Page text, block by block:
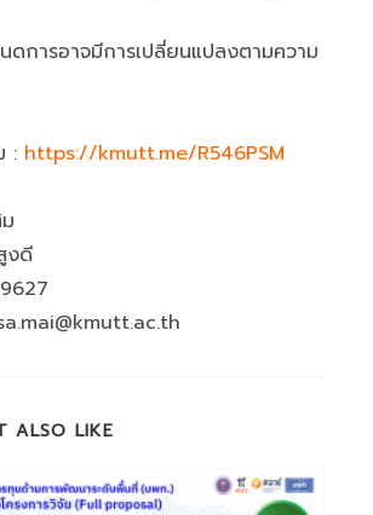
ดการอาจมีการเปลี่ยนแปลงตามความ
: https://kmutt.me/R546PSM
งดี
ALSO LIKE